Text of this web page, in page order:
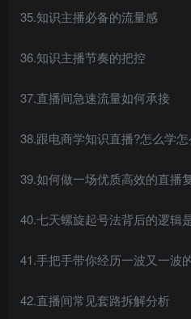
35.知识主播必备的流量感
36.知识主播节奏的把控
37.直播间急速流量如何承接
38.跟电商学知识直播?怎么学怎
39.如何做一场优质高效的直播
40.七天螺旋起号法背后的逻辑
41.手把手带你经历一波又一波
42.直播间常见套路拆解分析